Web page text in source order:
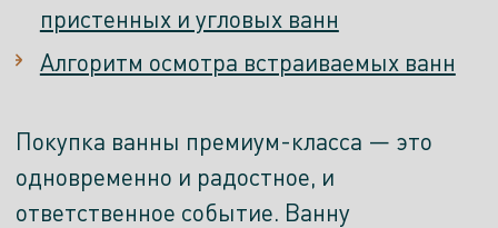
пристенных и угловых ванн
Алгоритм осмотра встраиваемых ванн
Покупка ванны премиум-класса — это
одновременно и радостное, и
ответственное событие. Ванну